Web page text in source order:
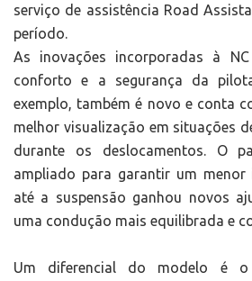
serviço de assistência Road
período.
As inovações incorporadas à
conforto e a segurança da
exemplo, também é novo e conta
melhor visualização em situações
durante os deslocamentos. O
ampliado para garantir um
até a suspensão ganhou novos
uma condução mais equilibrada e
Um diferencial do modelo é o